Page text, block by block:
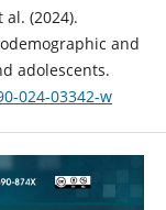
al. (2024).
and
adolescents.
024-03342-w